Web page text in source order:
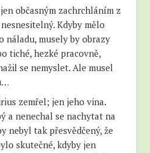
občasným zachrchláním z
Kdyby mělo
náladu, musely by obrazy
tiché, hezké pracovně,
se nemyslet. Ale musel
zemřel; jen jeho vina.
a nenechal se nachytat na
nebyl tak přesvědčený, že
skutečné, kdyby jen